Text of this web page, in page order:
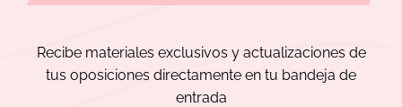
Recibe materiales exclusivos y actualizaciones de
tus oposiciones directamente en tu bandeja de
entrada